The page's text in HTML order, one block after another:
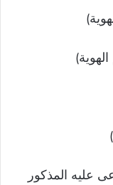
عليه المذكور